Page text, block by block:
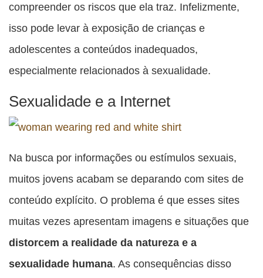
compreender os riscos que ela traz. Infelizmente,
isso pode levar à exposição de crianças e
adolescentes a conteúdos inadequados,
especialmente relacionados à sexualidade.
Sexualidade e a Internet
Na busca por informações ou estímulos sexuais,
muitos jovens acabam se deparando com sites de
conteúdo explícito. O problema é que esses sites
muitas vezes apresentam imagens e situações que
distorcem a realidade da natureza e a
sexualidade humana. As consequências disso